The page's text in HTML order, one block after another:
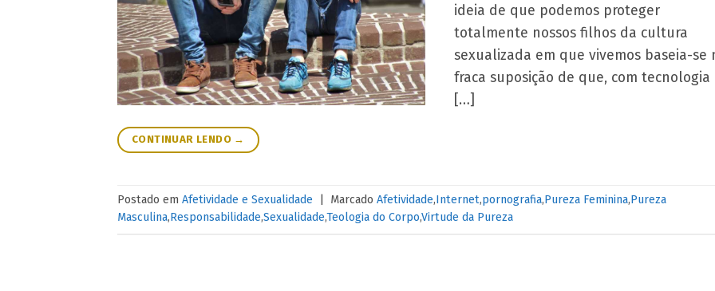
ideia de que podemos proteger
totalmente nossos filhos da cultura
sexualizada em que vivemos baseia-se
fraca suposição de que, com tecnologia
[…]
CONTINUAR LENDO →
Postado em Afetividade e Sexualidade Marcado Afetividade,Internet,pornografia,Pureza Feminina,Pureza
Masculina,Responsabilidade,Sexualidade,Teologia do Corpo,Virtude da Pureza